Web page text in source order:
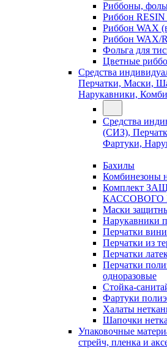
Риббоны,
Риббон RESIN
Риббон WAX
Риббон WAX/
Фольга для
Цветные
Средства
Перчатки, Маски,
Нарукавники,
Средства
(СИЗ),
Фартуки,
Бахилы
Комбинезоны
Комплект
КАССОВОГО
Маски
Нарукавники
Перчатки
Перчатки из
Перчатки
Перчатки
одноразовые
Стойка-
Фартуки
Халаты
Шапочки
Упаковочные
стрейч, пленка и